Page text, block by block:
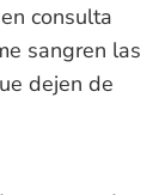
consulta
sangren las
dejen de